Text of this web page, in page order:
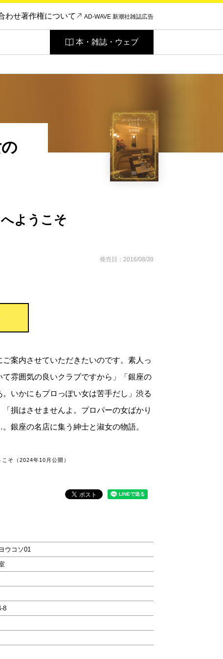
わせ著作権について AD-WAVE 新潮社雑誌広告
本・雑誌・ウェブ
ようこそ
発売日：2016/08/30
ご案内させていただきたいのです。素人っ
雰囲気の良いクラブですから」「銀座の
いかにもプロっぽい女は苦手だし」渋る
損はさせませんよ。プロパーの女ばかり
銀座の名店に集う紳士と淑女の物語。
そ（2024年10月公開）
ウコソ01
8